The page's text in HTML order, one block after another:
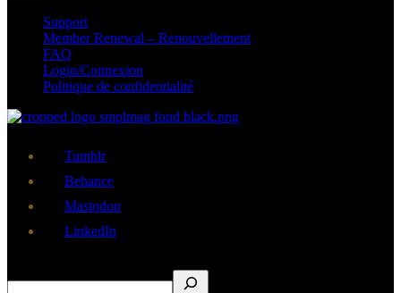
Support
Member Renewal – Renouvellement
FAQ
Login/Connexion
Politique de confidentialité
Tumblr
Behance
Mastodon
LinkedIn